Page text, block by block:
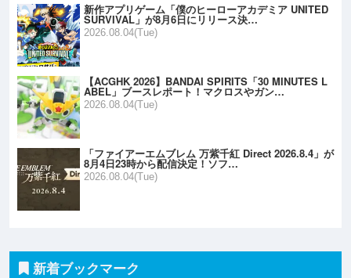
新作アプリゲーム「僕のヒーローアカデミア UNITED
SURVIVAL」が8月6日にリリース決…
2026.08.04(Tue)
【ACGHK 2026】BANDAI SPIRITS「30 MINUTES L
ABEL」ブースレポート！マクロスやガン…
2026.08.04(Tue)
「ファイアーエムブレム 万紫千紅 Direct 2026.8.4」が
8月4日23時から配信決定！ソフ…
2026.08.04(Tue)
新着ブックマーク